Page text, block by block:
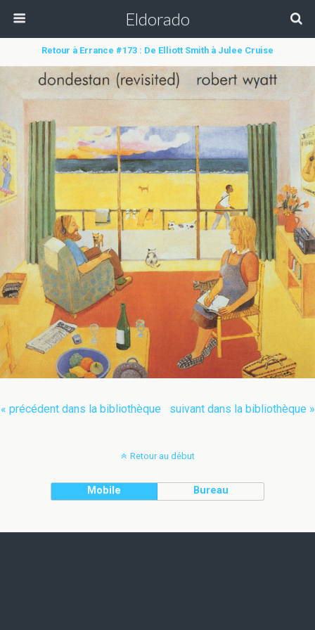
Eldorado
Retour à Errance #173 : De Elliott Smith à Julee Cruise
« précédent dans la bibliothèque suivant dans la bibliothèque »
Retour au début
Mobile Bureau